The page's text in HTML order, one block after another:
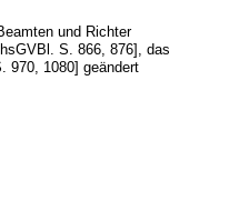
und Richter
S. 866, 876], das
970, 1080] geändert